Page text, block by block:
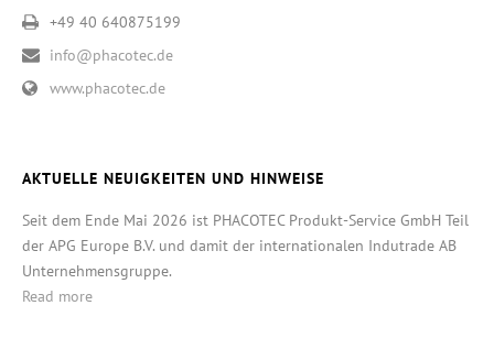
+49 40 640875199
info@phacotec.de
www.phacotec.de
AKTUELLE NEUIGKEITEN UND HINWEISE
Seit dem Ende Mai 2026 ist PHACOTEC Produkt-Service GmbH Teil
der APG Europe B.V. und damit der internationalen Indutrade AB
Unternehmensgruppe.
Read more